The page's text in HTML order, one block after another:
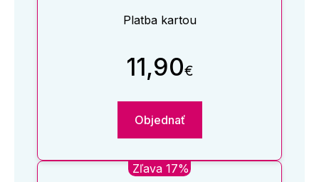
Platba kartou
11,90€
Objednať
Zľava 17%